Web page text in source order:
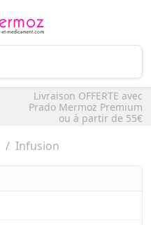
Livraison OFFERTE avec
Prado Mermoz Premium
ou à partir de 55€
Infusion